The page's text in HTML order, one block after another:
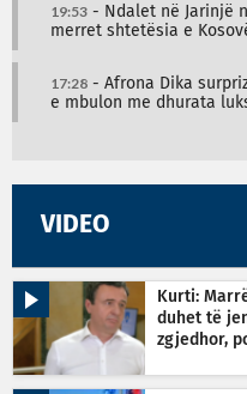
19:53 - Ndalet në Jarinjë
merret shtetësia e
17:28 - Afrona Dika
e mbulon me dhurata
VIDEO
Kurti:
duhet të
zgjedhor,